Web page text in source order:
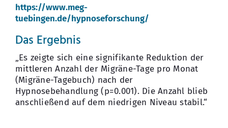
https://www.meg-
tuebingen.de/hypnoseforschung/
Das Ergebnis
„Es zeigte sich eine signifikante Reduktion der
mittleren Anzahl der Migräne-Tage pro Monat
(Migräne-Tagebuch) nach der
Hypnosebehandlung (p=0.001). Die Anzahl blieb
anschließend auf dem niedrigen Niveau stabil.“